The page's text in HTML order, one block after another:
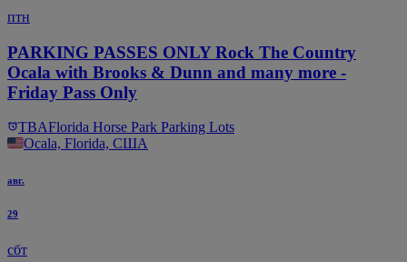
птн
PARKING PASSES ONLY Rock The Country
Ocala with Brooks & Dunn and many more -
Friday Pass Only
TBAFlorida Horse Park Parking Lots
Ocala, Florida, США
авг.
29
сбт